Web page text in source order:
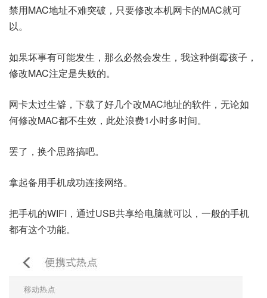
禁用MAC地址不难突破，只要修改本机网卡的MAC就可
以。
如果坏事有可能发生，那么必然会发生，我这种倒霉孩子，
修改MAC注定是失败的。
​网卡太过生僻，下载了好几个改MAC地址的软件，无论如
何修改MAC都不生效，此处浪费1小时多时间。
罢了，换个思路搞吧。
拿起备用手机成功连接网络。
把手机的WIFI，通过USB共享给电脑就可以，一般的手机
都有这个功能。